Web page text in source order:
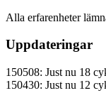
Alla erfarenheter
Uppdateringar
150508: Just nu 18
150430: Just nu 12